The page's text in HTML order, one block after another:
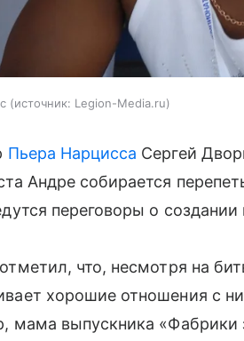
источник: Legion-Media.ru
Пьера Нарцисса Сергей
Андре собирается
переговоры о
что, несмотря на
хорошие отношения с
мама выпускника «Фабрики